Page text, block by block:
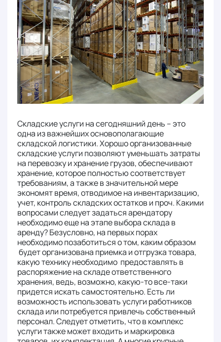
Складские услуги на сегодняшний день – это
одна из важнейших основополагающие
складской логистики. Хорошо организованные
складские услуги позволяют уменьшать затраты
на перевозку и хранение грузов, обеспечивают
хранение, которое полностью соответствует
требованиям, а также в значительной мере
экономят время, отводимое на инвентаризацию,
учет, контроль складских остатков и проч. Какими
вопросами следует задаться арендатору
необходимо еще на этапе выбора склада в
аренду? Безусловно, на первых порах
необходимо позаботиться о том, каким образом
будет организована приемка и отгрузка товара,
какую технику необходимо предоставлять в
распоряжение на складе ответственного
хранения, ведь, возможно, какую-то все-таки
придется искать самостоятельно. Есть ли
возможность использовать услуги работников
склада или потребуется привлечь собственный
персонал. Следует отметить, что в комплекс
услуги также может входить и маркировка